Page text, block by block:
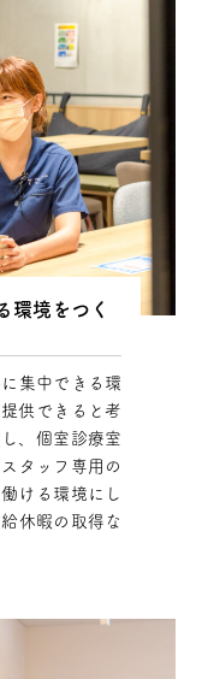
環境をつく
集中できる環
供できると考
、個室診療室
タッフ専用の
ける環境にし
休暇の取得な